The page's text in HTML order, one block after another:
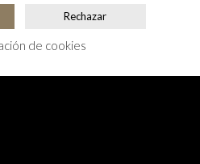
Rechazar
de cookies